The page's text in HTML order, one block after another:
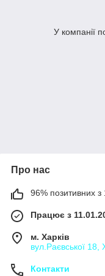
У компанії
Про нас
96% позитивних з
Працює з
м. Харків
вул.Раєвської 18,
Контакти